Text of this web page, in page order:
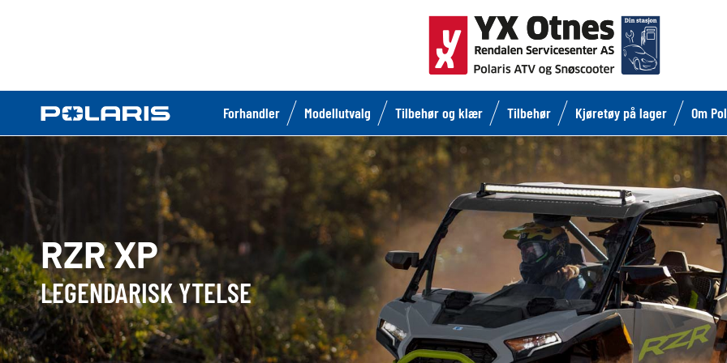
Forhandler Modellutvalg Tilbehør og klær Tilbehør Kjøretøy på lager Om
RZR XP
LEGENDARISK YTELSE